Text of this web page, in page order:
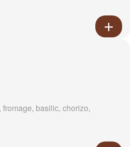
basilic, chorizo,